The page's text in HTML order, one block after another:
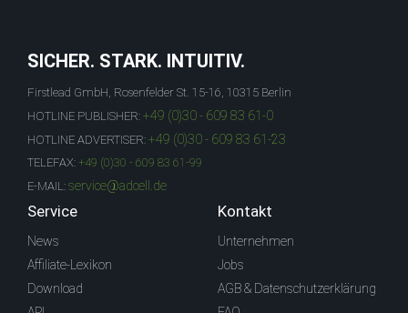
SICHER. STARK. INTUITIV.
Firstlead GmbH, Rosenfelder St. 15-16, 10315 Berlin
HOTLINE PUBLISHER: +49 (0)30 - 609 83 61-0
HOTLINE ADVERTISER: +49 (0)30 - 609 83 61-23
TELEFAX: +49 (0)30 - 609 83 61-99
E-MAIL: service@adcell.de
Service
News
Affiliate-Lexikon
Download
Kontakt
Unternehmen
Jobs
AGB & Datenschutzerklärung